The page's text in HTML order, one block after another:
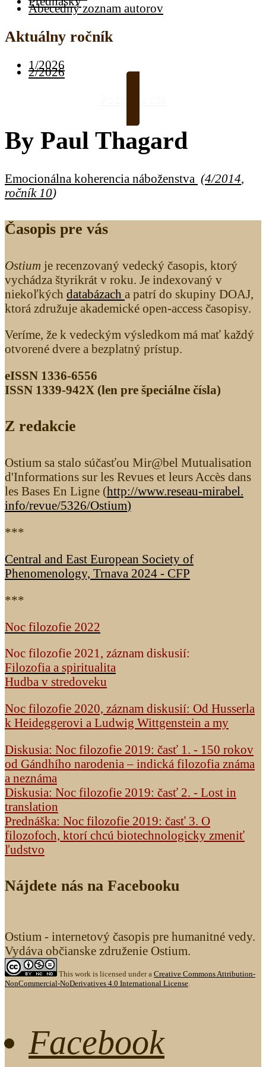
Abecedný zoznam autorov
Aktuálny ročník
1/2026
2/2026
By Paul Thagard
Emocionálna koherencia náboženstva (4/2014
ročník 10)
Časopis pre vás
Ostium je recenzovaný vedecký časopis, ktorý
vychádza štyrikrát v roku. Je indexovaný v
niekoľkých databázach a patrí do skupiny DOAJ,
ktorá združuje akademické open-access časopisy.
Veríme, že k vedeckým výsledkom má mať každý
otvorené dvere a bezplatný prístup.
eISSN 1336-6556
ISSN 1339­-942X (len pre špeciálne čísla)
Z redakcie
Ostium sa stalo súčasťou Mir@bel Mutualisation
d'Informations sur les Revues et leurs Accès dans
les Bases En Ligne (http://www.reseau-mirabel.
info/revue/5326/Ostium)
***
Central and East European Society of
Phenomenology, Trnava 2024 - CFP
***
Noc filozofie 2022
Noc filozofie 2021, záznam diskusií:
Filozofia a spiritualita
Hudba v stredoveku
Noc filozofie 2020, záznam diskusií: Od Husserla
k Heideggerovi a Ludwig Wittgenstein a my
Diskusia: Noc filozofie 2019: časť 1. - 150 rokov
od Gándhího narodenia – indická filozofia známa
a neznáma
Diskusia: Noc filozofie 2019: časť 2. - Lost in
translation
Prednáška: Noc filozofie 2019: časť 3. O
filozofoch, ktorí chcú biotechnologicky zmeniť
ľudstvo
Nájdete nás na Facebooku
Ostium - internetový časopis pre humanitné vedy.
Vydáva občianske združenie Ostium.
This work is licensed under a Creative Commons Attribution-
NonCommercial-NoDerivatives 4.0 International License.
Facebook